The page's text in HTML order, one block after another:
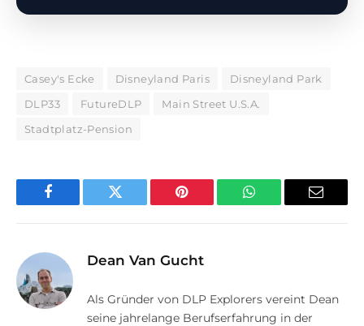
Casey's Ecke Disneyland Paris
Disneyland Park
DLP33
FutureDLP
Main Street U.S.A.
Stadtplatz-Pension
Facebook Twitter Pinterest WhatsApp E-
Dean Van Gucht
Als Gründer von DLP Explorers vereint Dean
seine jahrelange Berufserfahrung in der